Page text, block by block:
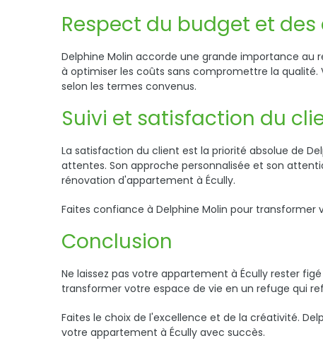
Respect du budget et des
Delphine Molin accorde une grande importance au
à optimiser les coûts sans compromettre la
selon les termes convenus.
Suivi et satisfaction du
La satisfaction du client est la priorité absolue de
attentes. Son approche personnalisée et son
rénovation d'appartement à Écully.
Faites confiance à Delphine Molin pour
Conclusion
Ne laissez pas votre appartement à Écully rester
transformer votre espace de vie en un refuge qui
Faites le choix de l'excellence et de la créativité.
votre appartement à Écully avec succès.